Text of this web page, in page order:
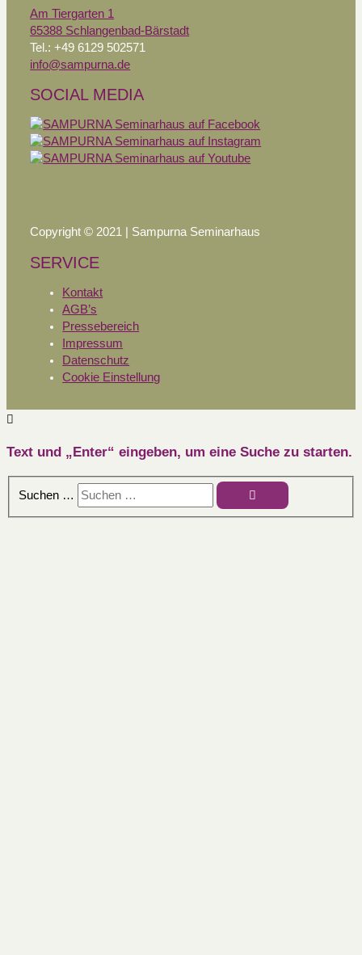
Am Tiergarten 1
65388 Schlangenbad-Bärstadt
Tel.: +49 6129 502571
info@sampurna.de
SOCIAL MEDIA
Copyright © 2021 | Sampurna Seminarhaus
SERVICE
Kontakt
AGB’s
Pressebereich
Impressum
Datenschutz
Cookie Einstellung
Text und „Enter“ eingeben, um eine Suche zu starten.
Suchen …